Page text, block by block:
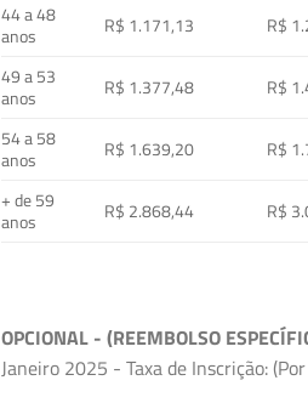
44 a 48
anos
R$ 1.171,13 R$
49 a 53
anos
R$ 1.377,48 R$
54 a 58
anos
R$ 1.639,20 R$
+ de 59
anos
R$ 2.868,44 R$
OPCIONAL - (REEMBOLSO
Janeiro 2025 - Taxa de Inscrição: